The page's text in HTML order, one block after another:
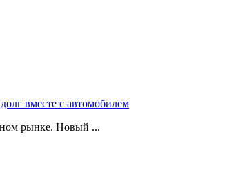
вместе с автомобилем
рынке. Новый ...